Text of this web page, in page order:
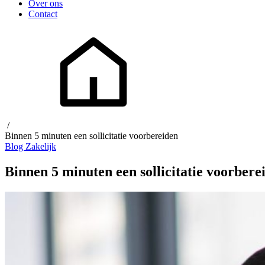
Over ons
Contact
/
Binnen 5 minuten een sollicitatie voorbereiden
Blog Zakelijk
Binnen 5 minuten een sollicitatie